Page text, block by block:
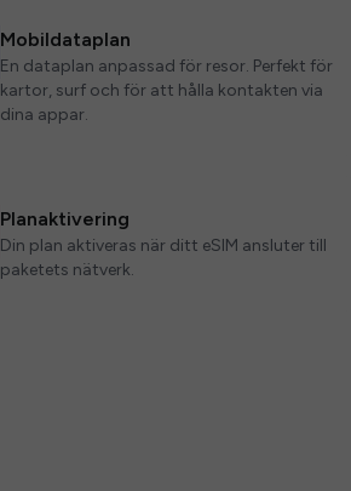
Mobildataplan
En dataplan anpassad för resor. Perfekt för
kartor, surf och för att hålla kontakten via
dina appar.
Planaktivering
Din plan aktiveras när ditt eSIM ansluter till
paketets nätverk.